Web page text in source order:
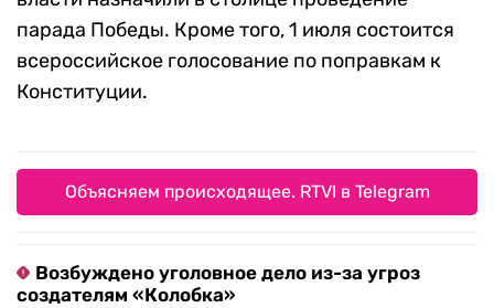
парада Победы. Кроме того, 1 июля состоится
всероссийское голосование по поправкам к
Конституции.
Объясняем происходящее. RTVI в Telegram
Возбуждено уголовное дело из-за угроз
создателям «Колобка»